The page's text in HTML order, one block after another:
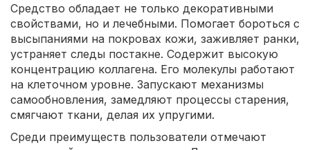
Средство обладает не только декоративными
свойствами, но и лечебными. Помогает бороться с
высыпаниями на покровах кожи, заживляет ранки,
устраняет следы постакне. Содержит высокую
концентрацию коллагена. Его молекулы работают
на клеточном уровне. Запускают механизмы
самообновления, замедляют процессы старения,
смягчают ткани, делая их упругими.
Среди преимуществ пользователи отмечают